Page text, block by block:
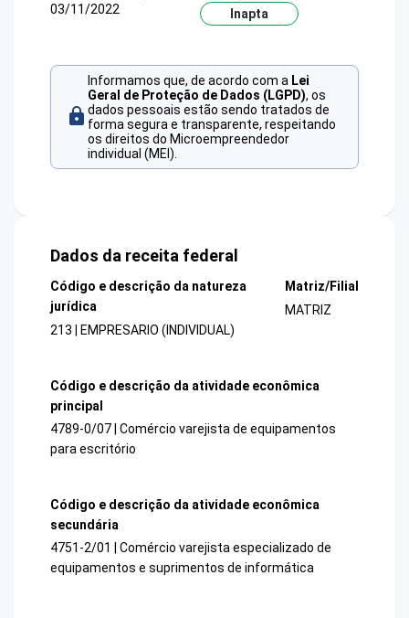
03/11/2022
Inapta
Informamos que, de acordo com a Lei
Geral de Proteção de Dados (LGPD), os
dados pessoais estão sendo tratados de
forma segura e transparente, respeitando
os direitos do Microempreendedor
individual (MEI).
Dados da receita federal
Código e descrição da natureza
jurídica
213 | EMPRESARIO (INDIVIDUAL)
Matriz/Filial
MATRIZ
Código e descrição da atividade econômica
principal
4789-0/07 | Comércio varejista de equipamentos
para escritório
Código e descrição da atividade econômica
secundária
4751-2/01 | Comércio varejista especializado de
equipamentos e suprimentos de informática